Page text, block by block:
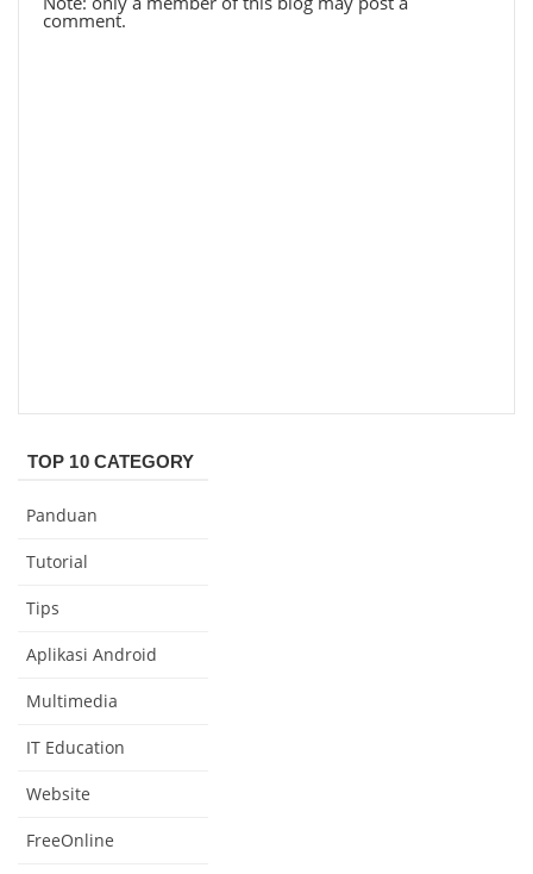
comment.
TOP 10 CATEGORY
Panduan
Tutorial
Tips
Aplikasi Android
Multimedia
IT Education
Website
FreeOnline